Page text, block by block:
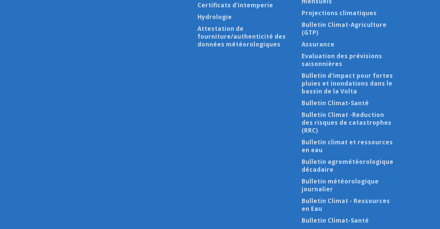
Certificats d'intemperie
Hydrologie
Attestation de
fourniture/authenticité des
données météorologiques
Projections climatiques
Bulletin Climat-Agriculture
(GTP)
Assurance
Evaluation des prévisions
saisonnières
Bulletin d'impact pour fortes
pluies et inondations dans le
bassin de la Volta
Bulletin Climat-Santé
Bulletin Climat -Reduction
des risques de catastrophes
(RRC)
Bulletin climat et ressources
en eau
Bulletin agrométéorologique
décadaire
Bulletin météorologique
journalier
Bulletin Climat - Ressources
en Eau
Bulletin Climat-Santé